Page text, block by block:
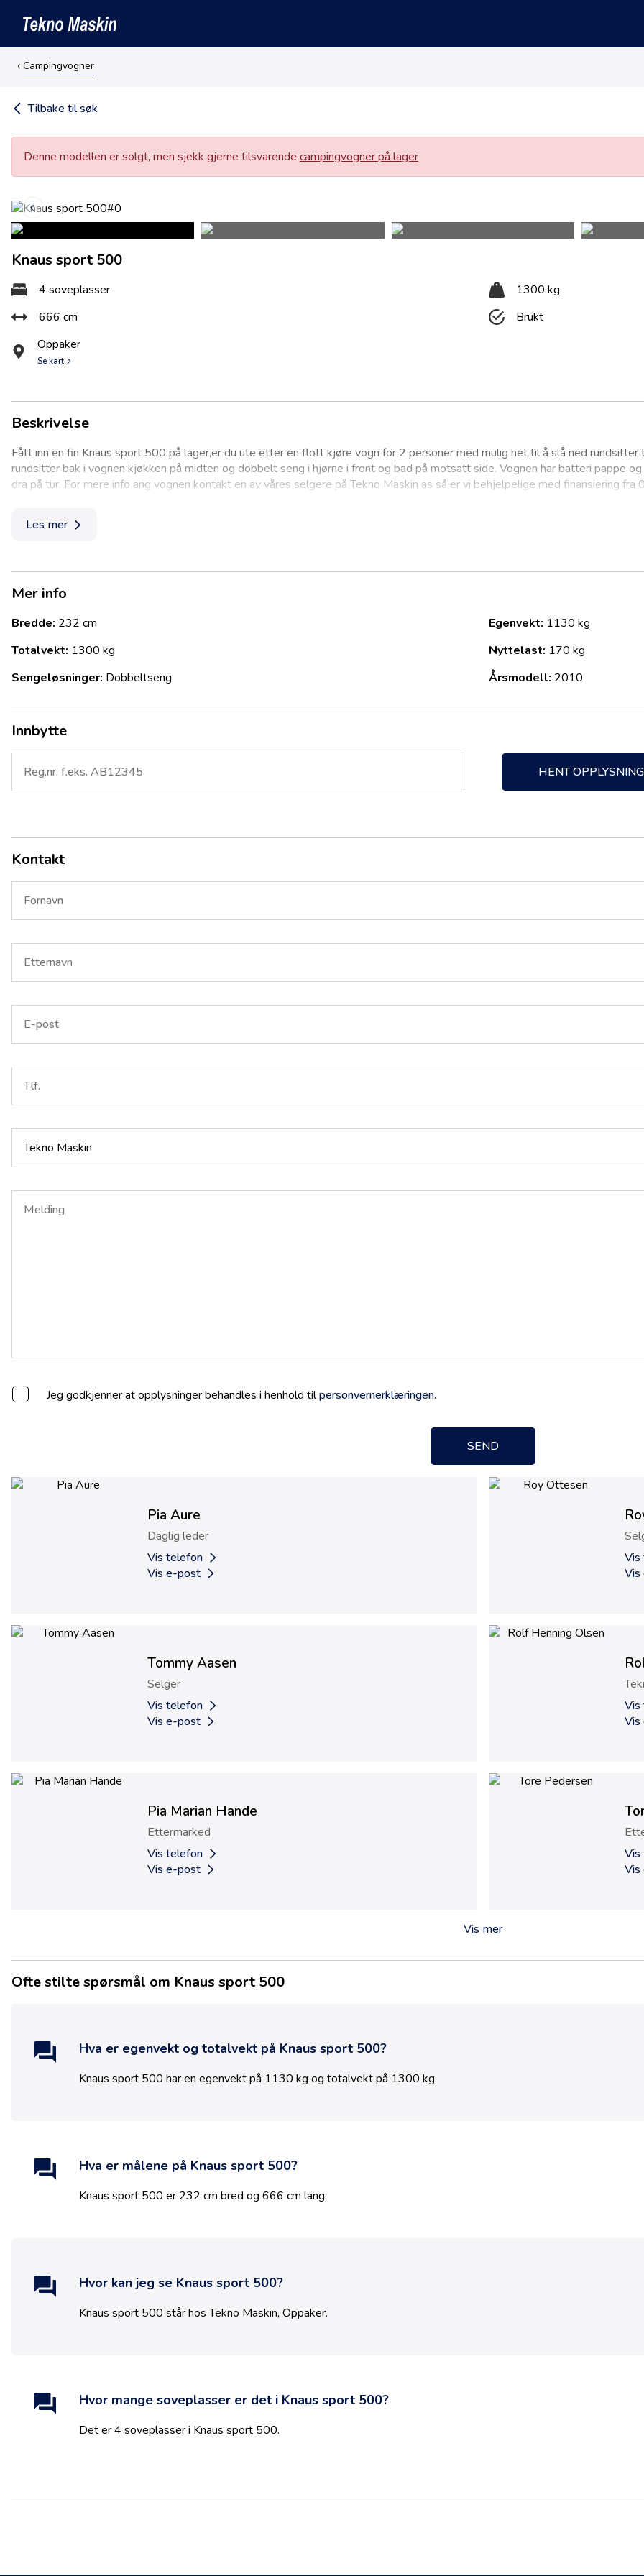
Campingvogner
Tilbake til søk
Denne modellen er solgt, men sjekk gjerne tilsvarende campingvogner på lager
Knaus sport 500
4 soveplasser
1300 kg
666 cm
Brukt
Oppaker
Se kart
Beskrivelse
Fått inn en fin Knaus sport 500 på lager,er du ute etter en flott kjøre vogn for 2 personer med mulig het til å slå ned
rundsitter bak i vognen kjøkken på midten og dobbelt seng i hjørne i front og bad på motsatt side. Vognen har batteri pappe
dra på tur. For mere info ang vognen kontakt en av våres selgere på Tekno Maskin as så er vi behjelpelige med finansiering fra
Les mer
Mer info
Bredde: 232 cm Egenvekt: 1130 kg
Totalvekt: 1300 kg Nyttelast: 170 kg
Sengeløsninger: Dobbeltseng Årsmodell: 2010
Innbytte
HENT
Kontakt
Jeg godkjenner at opplysninger behandles i henhold tilpersonvernerklæringen.
SEND
Pia Aure
Daglig leder
Vis telefon
Vis e-post
Tommy Aasen
Selger
Vis telefon
Vis e-post
Pia Marian Hande
Ettermarked
Vis telefon
Vis e-post
Vis mer
Ofte stilte spørsmål om Knaus sport 500
Hva er egenvekt og totalvekt på Knaus sport 500?
Knaus sport 500 har en egenvekt på 1130 kg og totalvekt på 1300 kg.
Hva er målene på Knaus sport 500?
Knaus sport 500 er 232 cm bred og 666 cm lang.
Hvor kan jeg se Knaus sport 500?
Knaus sport 500 står hosTekno Maskin, Oppaker.
Hvor mange soveplasser er det i Knaus sport 500?
Det er4 soveplasser i Knaus sport 500.